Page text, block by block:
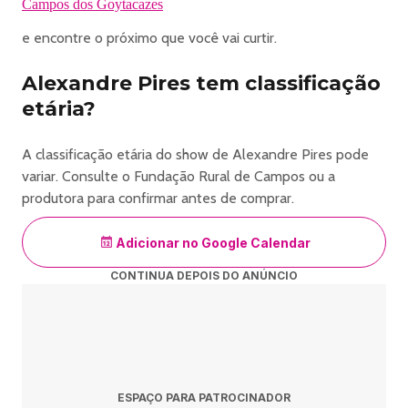
Objetos proibidos
Drogas, substâncias ilegais ou armas de qualquer tipo;
• Copos, garrafas ou vasilhames de vidro, metal ou
• Objetos cortantes, pontiagudos ou que possam
causar ferimentos;
• Cosméticos e perfumes em embalagens de vidro ou
metal;
• Substâncias tóxicas, fogos de artifício, sprays de
espuma e inflamáveis em geral;
• Máscaras que cubram total ou parcialmente o rosto;
Campos dos Goytacazes
e encontre o próximo que você vai curtir.
Alexandre Pires tem classificação
etária?
A classificação etária do show de Alexandre Pires pode
variar. Consulte o Fundação Rural de Campos ou a
produtora para confirmar antes de comprar.
Adicionar no Google Calendar
CONTINUA DEPOIS DO ANÚNCIO
ESPAÇO PARA PATROCINADOR